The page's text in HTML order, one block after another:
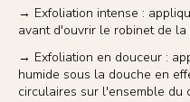
→ Exfoliation intense :
avant d'ouvrir le robinet de la
→ Exfoliation en douceur :
humide sous la douche en
circulaires sur l'ensemble du